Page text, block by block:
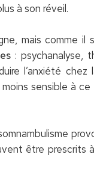
à son réveil.
mais comme
: psychanalyse,
l’anxiété
sensible à
être